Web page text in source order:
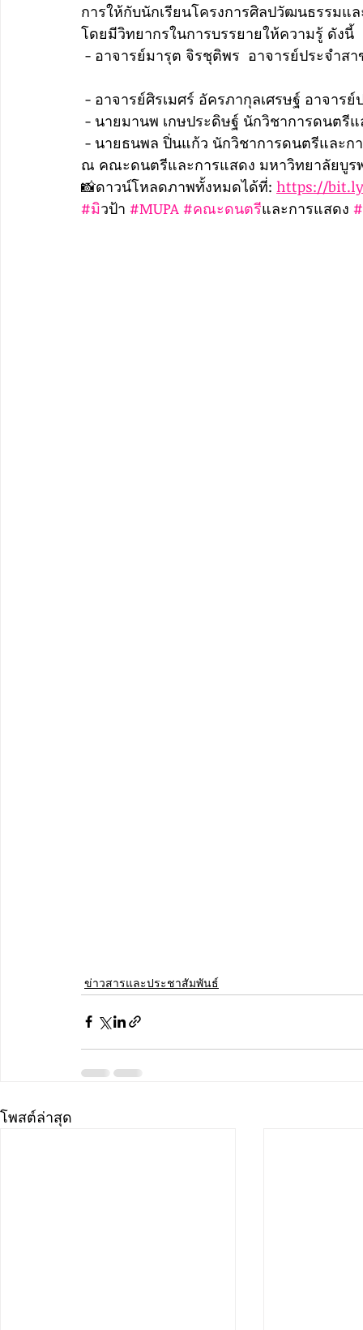
การให้กับนักเรียนโครงการศิลปวัฒนธรรมแ
โดยมีวิทยากรในการบรรยายให้ความรู้ ดังนี้
- อาจารย์ศิรเมศร์ อัครภากุลเศรษฐ์ อาจาร
- นายมานพ เกษประดิษฐ์ นักวิชาการดนตรี
- นายธนพล ปิ่นแก้ว นักวิชาการดนตรีและก
ณ คณะดนตรีและการแสดง มหาวิทยาลัยบูร
📸ดาวน์โหลดภาพทั้งหมดได้ที่: https://
#มิวป้า #MUPA #คณะดนตรีและการแสดง
ข่าวสารและประชาสัมพันธ์
โพสต์ล่าสุด